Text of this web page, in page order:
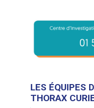
LES ÉQUIPES
THORAX